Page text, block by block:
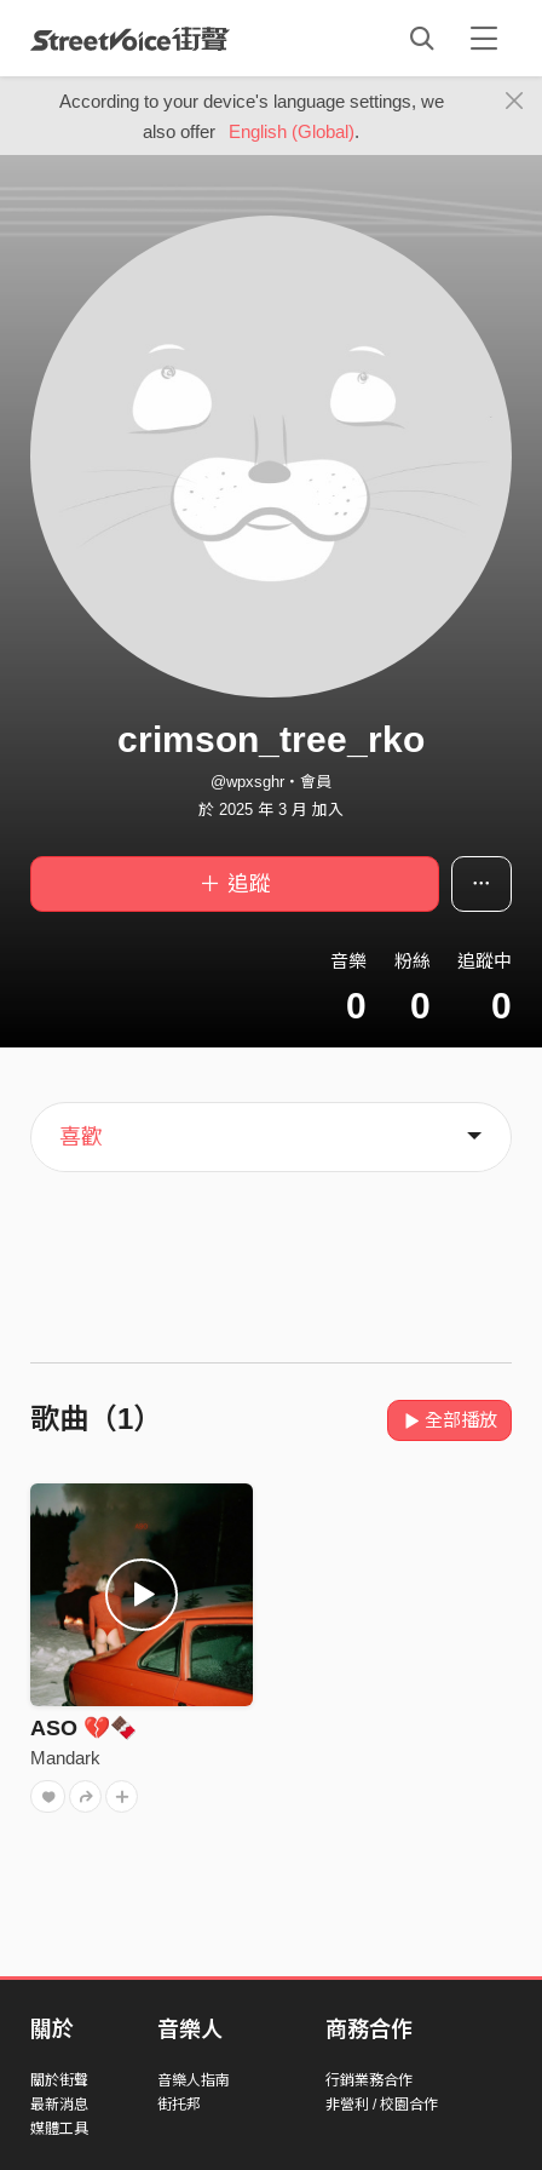
According to your device's language settings, we
also offer
English (Global).
crimson_tree_rko
@wpxsghr・會員
於 2025 年 3 月 加入
＋ 追蹤
音樂
0
粉絲
0
追蹤中
0
主頁
喜歡
關於
歌曲（1） 全部播放
ASO 💔🍫
Mandark
關於
關於街聲
最新消息
媒體工具
音樂人
音樂人指南
街托邦
商務合作
行銷業務合作
非營利 / 校園合作